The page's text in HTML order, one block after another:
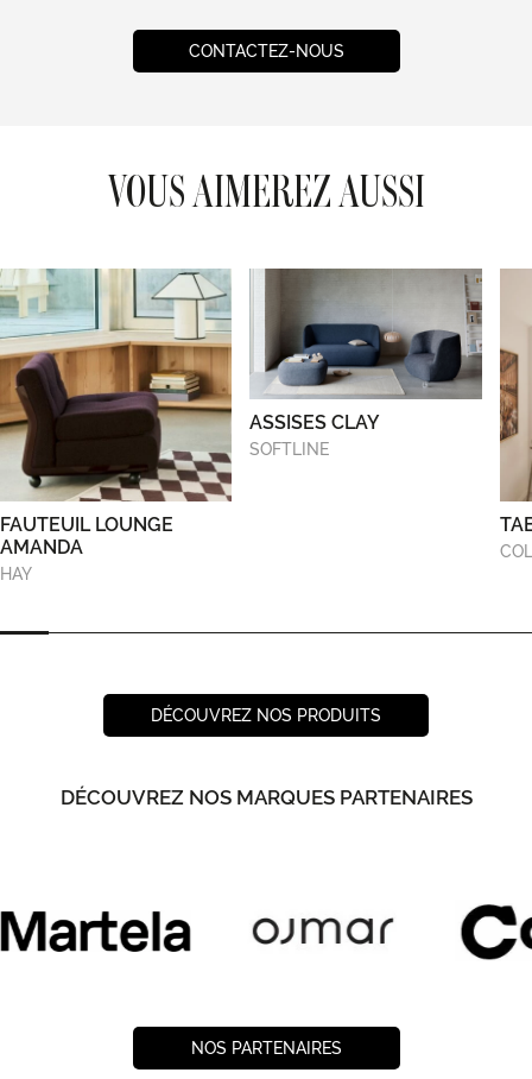
CONTACTEZ-NOUS
VOUS AIMEREZ AUSSI
FAUTEUIL LOUNGE
AMANDA
HAY
ASSISES CLAY
SOFTLINE
DÉCOUVREZ NOS PRODUITS
DÉCOUVREZ NOS MARQUES PARTENAIRES
NOS PARTENAIRES